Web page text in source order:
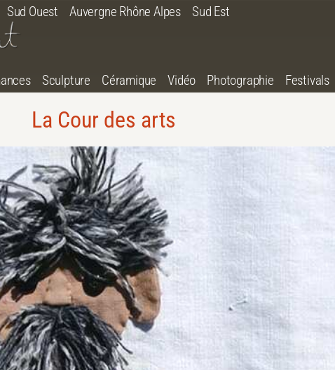
Sud Ouest Auvergne Rhône Alpes Sud Est
Sculpture Céramique Vidéo Photographie Festivals
La Cour des arts